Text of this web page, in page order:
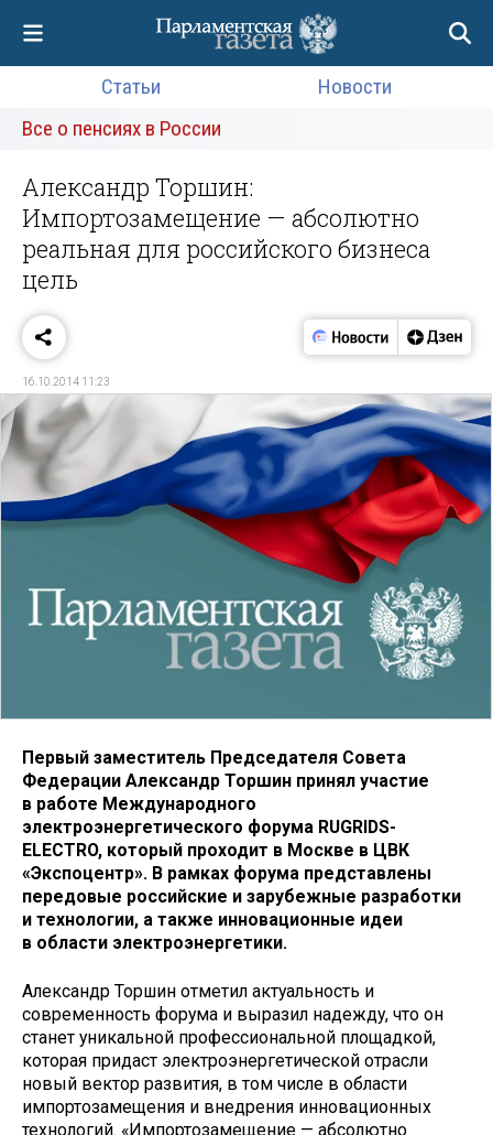
Статьи
Новости
Все о пенсиях в России
Александр Торшин:
Импортозамещение — абсолютно
реальная для российского бизнеса
цель
16.10.2014 11:23
Первый заместитель Председателя Совета
Федерации Александр Торшин принял участие
в работе Международного
электроэнергетического форума RUGRIDS-
ELECTRO, который проходит в Москве в ЦВК
«Экспоцентр». В рамках форума представлены
передовые российские и зарубежные разработки
и технологии, а также инновационные идеи
в области электроэнергетики.
Александр Торшин отметил актуальность и
современность форума и выразил надежду, что он
станет уникальной профессиональной площадкой,
которая придаст электроэнергетической отрасли
новый вектор развития, в том числе в области
импортозамещения и внедрения инновационных
технологий. «Импортозамещение — абсолютно